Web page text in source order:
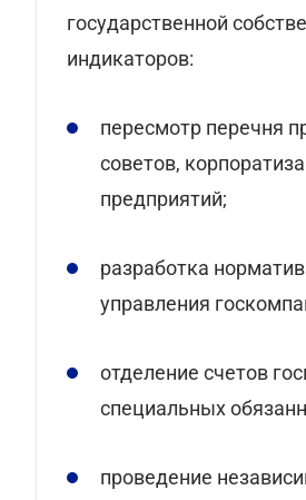
государственной
индикаторов:
пересмотр перечня
советов,
предприятий;
разработка
управления
отделение счетов
специальных
проведение